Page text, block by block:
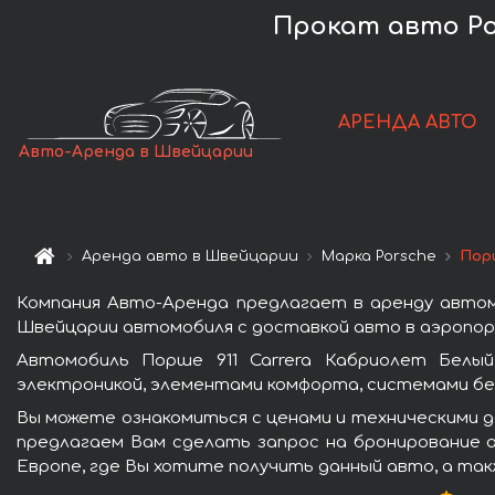
Прокат авто
Авто-Аренда в Швейцарии
АРЕНДА АВТО
Аренда авто в Швейцарии Марка Porsche
Компания Авто-Аренда предлагает в аренду
Швейцарии автомобиля с доставкой авто в
Автомобиль Порше 911 Carrera Кабриолет
электроникой, элементами комфорта, системами
Вы можете ознакомиться с ценами и
предлагаем Вам сделать запрос на
Европе, где Вы хотите получить данный авто, а